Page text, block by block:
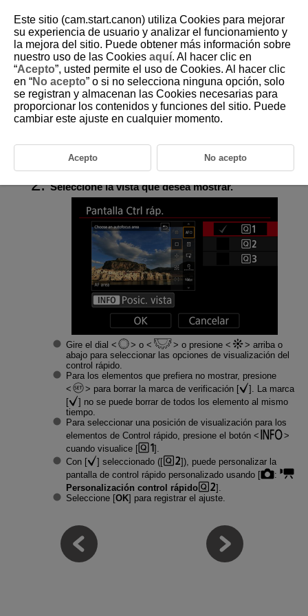
D388-114
Pantalla de control rápido
Puede cambiar las vistas de control rápido (
) disponibles durante la
Pantalla Ctrl ráp.
Seleccione la vista que desea mostrar.
Gire el dial o o presione
arriba o
abajo para seleccionar las opciones de visualización del
control rápido.
Para los elementos que prefiera no mostrar, presione
para borrar la marca de verificación [
]. La marca
[
] no se puede borrar de todos los elemento al mismo
tiempo.
Para seleccionar una posición de visualización para los
elementos de Control rápido, presione el botón
cuando visualice [
].
Con [
] seleccionado ([
]), puede personalizar la
pantalla de control rápido personalizado usando [
:
Personalización control rápido
].
Seleccione [OK] para registrar el ajuste.
Este sitio (cam.start.canon) utiliza Cookies para mejorar
su experiencia de usuario y analizar el funcionamiento y
la mejora del sitio. Puede obtener más información sobre
nuestro uso de las Cookies aquí. Al hacer clic en
“Acepto”, usted permite el uso de Cookies. Al hacer clic
en “No acepto” o si no selecciona ninguna opción, solo
se registran y almacenan las Cookies necesarias para
proporcionar los contenidos y funciones del sitio. Puede
cambiar este ajuste en cualquier momento.
Acepto No acepto